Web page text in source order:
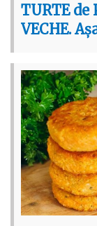
TURTE de
VECHE.